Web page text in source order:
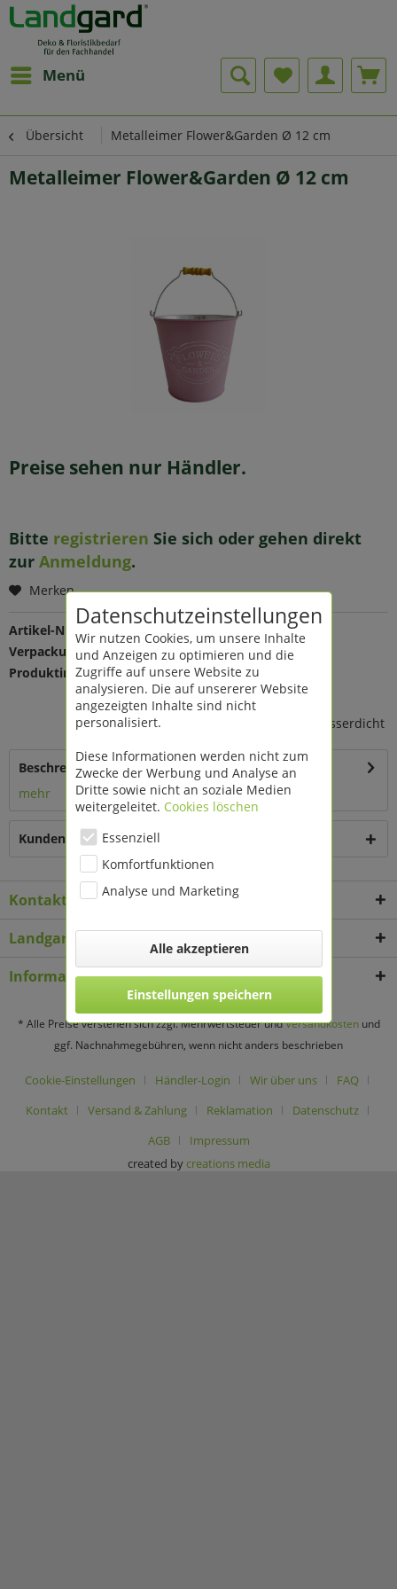
Menü
Übersicht Metalleimer Flower&Garden Ø 12 cm
Metalleimer Flower&Garden Ø 12 cm
Preise sehen nur Händler.
Bitte registrieren Sie sich oder gehen direkt
zur Anmeldung.
Merken
Artikel-Nr.:
203409
Verpackungseinheit:
1 St
Produktinfo:
Farbe: pink
Maße: Ø 12 H 10 cm
Material: Zink
mit Holzhenkel, nicht 100% wasserdicht
Beschreibung
mehr
Kunden kauften auch
Kontakt
Landgard Deko & Floristikbedarf
Informationen
* Alle Preise verstehen sich zzgl. Mehrwertsteuer undVersandkostenund
ggf. Nachnahmegebühren, wenn nicht anders beschrieben
Cookie-Einstellungen Händler-Login Wir über uns
FAQ
Kontakt
Versand & Zahlung Reklamation
Datenschutz
AGB
Impressum
created by creations media
Datenschutzeinstellungen
Wir nutzen Cookies, um unsere Inhalte
und Anzeigen zu optimieren und die
Zugriffe auf unsere Website zu
analysieren. Die auf unsererer Website
angezeigten Inhalte sind nicht
personalisiert.
Diese Informationen werden nicht zum
Zwecke der Werbung und Analyse an
Dritte sowie nicht an soziale Medien
weitergeleitet. Cookies löschen
Essenziell
Komfortfunktionen
Analyse und Marketing
Alle akzeptieren
Einstellungen speichern